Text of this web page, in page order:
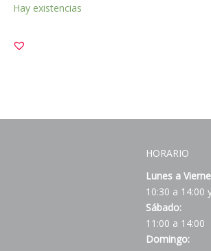
Hay existencias
HORARIO
Lunes a
10:30 a 14:00
Sábado:
11:00 a 14:00
Domingo: